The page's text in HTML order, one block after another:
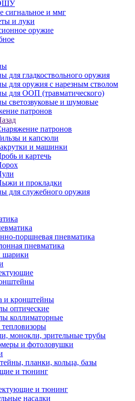
сигнальное и ммг
и луки
оружие
для гладкоствольного оружия
для оружия с нарезным стволом
для ООП (травматического)
светозвуковые и шумовые
патронов
патронов
и капсюли
и машинки
и картечь
и прокладки
для служебного оружия
поршневая пневматика
пневматика
шарики
и кронштейны
оптические
коллиматорные
монокли, зрительные трубы
и фотоловушки
планки, кольца, базы
и тюнинг
и тюнинг
насадки